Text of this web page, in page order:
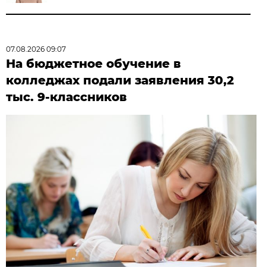
07.08.2026 09:07
На бюджетное обучение в
колледжах подали заявления 30,2
тыс. 9-классников